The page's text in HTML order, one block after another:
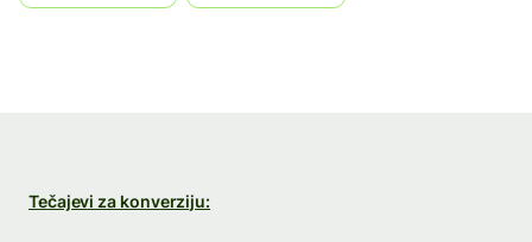
Tečajevi za konverziju: